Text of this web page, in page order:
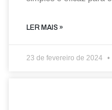
LER MAIS »
23 de fevereiro de 2024